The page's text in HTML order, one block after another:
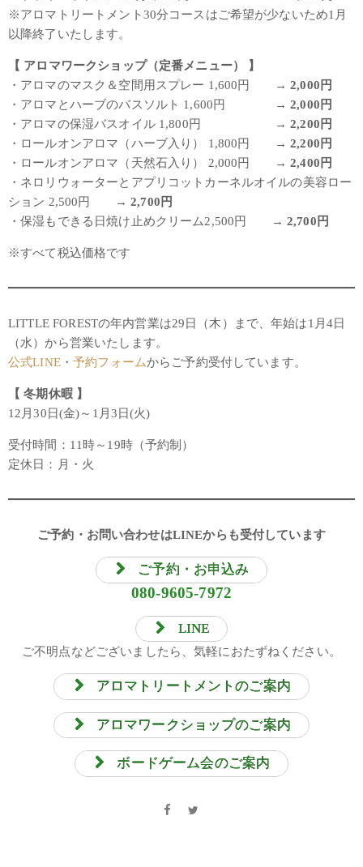
※アロマトリートメント30分コースはご希望が少ないため1月
以降終了いたします。
【 アロマワークショップ（定番メニュー） 】
・アロマのマスク＆空間用スプレー 1,600円 →2,000円
・アロマとハーブのバスソルト 1,600円 → 2,000円
・アロマの保湿バスオイル 1,800円 →2,200円
・ロールオンアロマ（ハーブ入り） 1,800円 → 2,200円
・ロールオンアロマ（天然石入り） 2,000円 → 2,400円
・ネロリウォーターとアプリコットカーネルオイルの美容ロー
ション 2,500円 →2,700円
・保湿もできる日焼け止めクリーム2,500円 → 2,700円
※すべて税込価格です
LITTLE FORESTの年内営業は29日（木）まで、年始は1月4日
（水）から営業いたします。
公式LINE・予約フォームからご予約受付しています。
【 冬期休暇 】
12月30日(金)～1月3日(火)
受付時間：11時～19時（予約制）
定休日：月・火
ご予約・お問い合わせはLINEからも受付しています
ご予約・お申込み
080-9605-7972
LINE
ご不明点などございましたら、気軽におたずねください。
アロマトリートメントのご案内
アロマワークショップのご案内
ボードゲーム会のご案内